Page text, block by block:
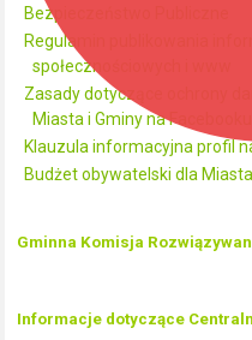
Bezpieczeństwo Publiczne
Regulamin publikowania
społecznościowych i www
Zasady dotyczące ochrony
Miasta i Gminy na Facebooku
Klauzula informacyjna profil
Budżet obywatelski dla Miasta
Gminna Komisja
Informacje dotyczące